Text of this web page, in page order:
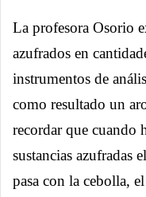
La profesora Osorio
azufrados en
instrumentos de
como resultado un
recordar que cuando
sustancias azufradas
pasa con la cebolla,